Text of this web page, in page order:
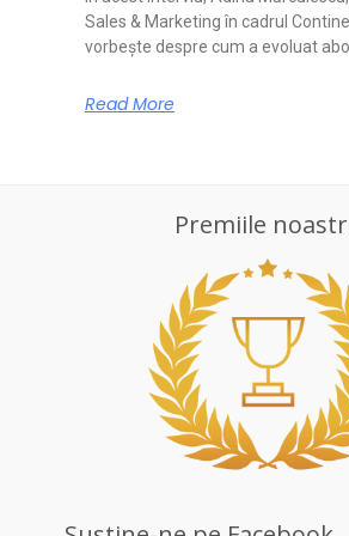
Sales & Marketing în cadrul
vorbește despre cum a evoluat
Read More
Premiile